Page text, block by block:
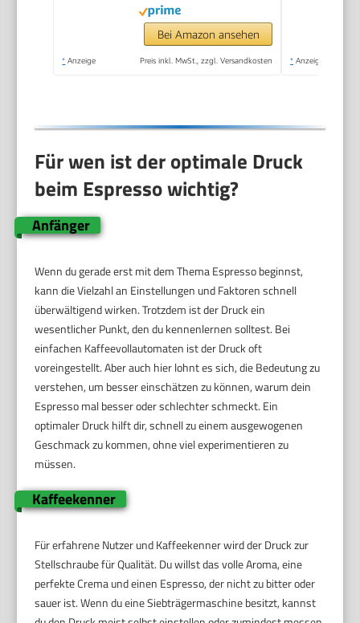
Kaffeemaschine,
Bedienfeld mit
Tasten, Schwarz
Bei Amazon ansehen
* Anzeige Preis inkl. MwSt., zzgl. Versandkosten * Anzeige
Für wen ist der optimale Druck
beim Espresso wichtig?
Anfänger
Wenn du gerade erst mit dem Thema Espresso beginnst,
kann die Vielzahl an Einstellungen und Faktoren schnell
überwältigend wirken. Trotzdem ist der Druck ein
wesentlicher Punkt, den du kennenlernen solltest. Bei
einfachen Kaffeevollautomaten ist der Druck oft
voreingestellt. Aber auch hier lohnt es sich, die Bedeutung zu
verstehen, um besser einschätzen zu können, warum dein
Espresso mal besser oder schlechter schmeckt. Ein
optimaler Druck hilft dir, schnell zu einem ausgewogenen
Geschmack zu kommen, ohne viel experimentieren zu
müssen.
Kaffeekenner
Für erfahrene Nutzer und Kaffeekenner wird der Druck zur
Stellschraube für Qualität. Du willst das volle Aroma, eine
perfekte Crema und einen Espresso, der nicht zu bitter oder
sauer ist. Wenn du eine Siebträgermaschine besitzt, kannst